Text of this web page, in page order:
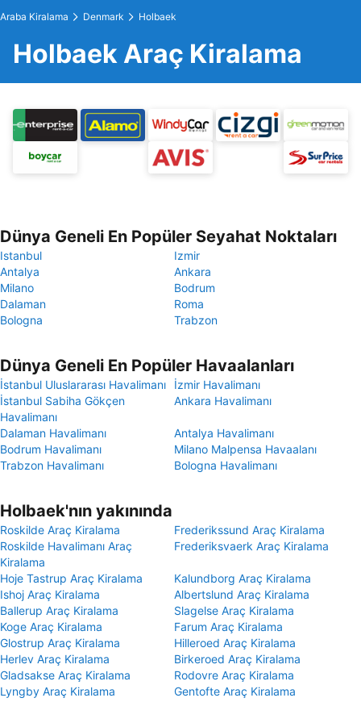
Araba Kiralama Denmark Holbaek
Holbaek Araç Kiralama
Dünya Geneli En Popüler Seyahat Noktaları
Istanbul
Izmir
Antalya
Ankara
Milano
Bodrum
Dalaman
Roma
Bologna
Trabzon
Dünya Geneli En Popüler Havaalanları
İstanbul Uluslararası Havalimanı
İzmir Havalimanı
İstanbul Sabiha Gökçen
Havalimanı
Ankara Havalimanı
Dalaman Havalimanı
Antalya Havalimanı
Bodrum Havalimanı
Milano Malpensa Havaalanı
Trabzon Havalimanı
Bologna Havalimanı
Holbaek'nın yakınında
Roskilde Araç Kiralama
Frederikssund Araç Kiralama
Roskilde Havalimanı Araç
Kiralama
Frederiksvaerk Araç Kiralama
Hoje Tastrup Araç Kiralama
Kalundborg Araç Kiralama
Ishoj Araç Kiralama
Albertslund Araç Kiralama
Ballerup Araç Kiralama
Slagelse Araç Kiralama
Koge Araç Kiralama
Farum Araç Kiralama
Glostrup Araç Kiralama
Hilleroed Araç Kiralama
Herlev Araç Kiralama
Birkeroed Araç Kiralama
Gladsakse Araç Kiralama
Rodovre Araç Kiralama
Lyngby Araç Kiralama
Gentofte Araç Kiralama